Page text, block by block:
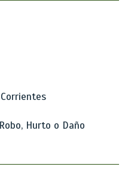
Hurto o Daño